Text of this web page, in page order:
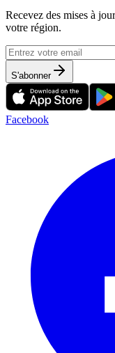
Recevez des mises à
votre région.
S'abonner
Facebook